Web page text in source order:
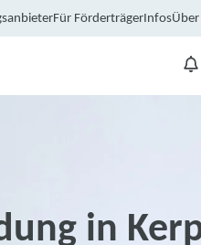
Für FörderträgerInfos
in